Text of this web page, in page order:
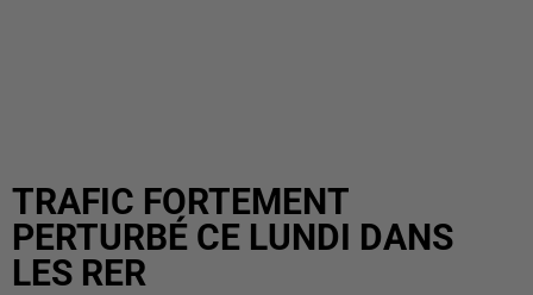
TRAFIC FORTEMENT
PERTURBÉ CE LUNDI DANS
LES RER